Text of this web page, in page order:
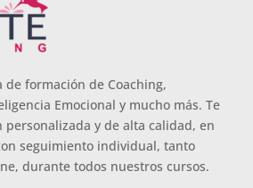
de formación de Coaching,
Emocional y mucho más. Te
personalizada y de alta calidad, en
seguimiento individual, tanto
durante todos nuestros cursos.